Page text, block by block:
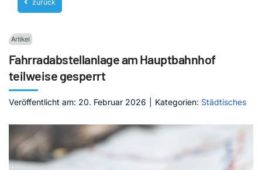
Unternehmen
Service
Mediathek
Jetzt abonnieren
Kontakt
zurück
Fahrradabstellanlage am Hauptbahnhof
teilweise gesperrt
Veröffentlicht am: 20. Februar 2026 Kategorien: Städtisches